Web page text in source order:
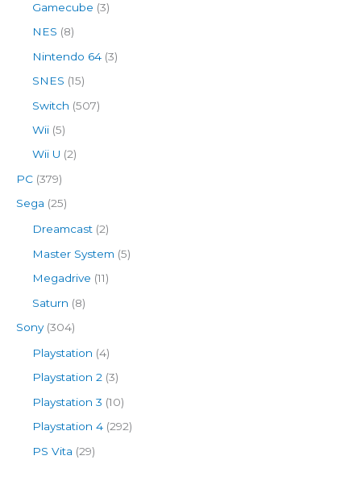
Gamecube (3)
NES (8)
Nintendo 64 (3)
SNES (15)
Switch (507)
Wii (5)
Wii U (2)
PC (379)
Sega (25)
Dreamcast (2)
Master System (5)
Megadrive (11)
Saturn (8)
Sony(304)
Playstation (4)
Playstation 2 (3)
Playstation 3 (10)
Playstation 4 (292)
PS Vita (29)